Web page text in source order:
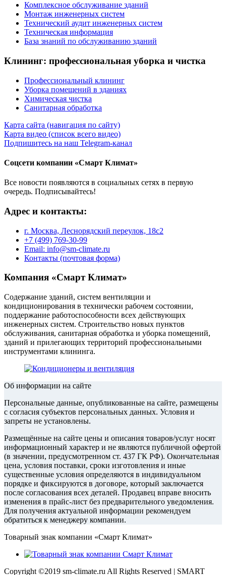
Комплексное обслуживание зданий
Монтаж инженерных систем
Технический аудит инженерных систем
Техническая информация
База знаний по обслуживанию зданий
Клининг: профессиональная уборка и чистка
Профессиональный клининг
Уборка помещений в зданиях
Химическая чистка
Санитарная обработка
Карта сайта (навигация по сайту)
Карта видео (список всего видео)
Подпишитесь на наш Telegram-канал
Соцсети компании «Смарт Климат»
Все новости появляются в социальных сетях в первую
очередь. Подписывайтесь!
Адрес и контакты:
г. Москва, Леснорядский переулок, 18с2
+7 (499) 769-30-99
Email: info@sm-climate.ru
Контакты (почтовая форма)
Компания «Смарт Климат»
Содержание зданий, систем вентиляции и
кондиционирования в технически рабочем состоянии,
поддержание работоспособности всех действующих
инженерных систем. Строительство новых пунктов
обслуживания, санитарная обработка и уборка помещений,
зданий и прилегающих территорий профессиональными
инструментами клининга.
Об информации на сайте
Персональные данные, опубликованные на сайте, размещены
с согласия субъектов персональных данных. Условия и
запреты не установлены.
Размещённые на сайте цены и описания товаров/услуг носят
информационный характер и не являются публичной офертой
(в значении, предусмотренном ст. 437 ГК РФ). Окончательная
цена, условия поставки, сроки изготовления и иные
существенные условия определяются в индивидуальном
порядке и фиксируются в договоре, который заключается
после согласования всех деталей. Продавец вправе вносить
изменения в прайс‑лист без предварительного уведомления.
Для получения актуальной информации рекомендуем
обратиться к менеджеру компании.
Товарный знак компании «Смарт Климат»
Copyright ©2019 sm-climate.ru All Rights Reserved | SMART